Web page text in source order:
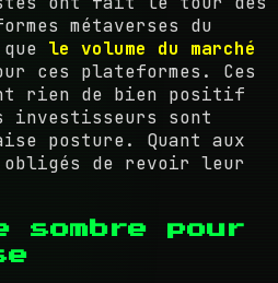
métaverses du
le volume du marché
ces plateformes. Ces
rien de bien positif
investisseurs sont
posture. Quant aux
de revoir leur
sombre pour